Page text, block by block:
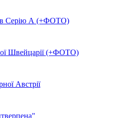
в Серію А (+ФОТО)
Швейцарії (+ФОТО)
Австрії